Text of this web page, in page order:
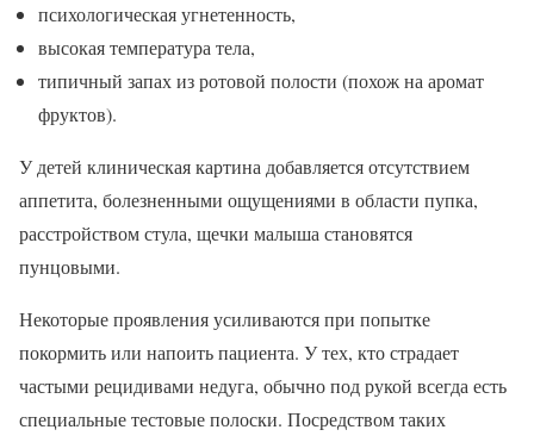
психологическая угнетенность,
высокая температура тела,
типичный запах из ротовой полости (похож на аромат
фруктов).
У детей клиническая картина добавляется отсутствием
аппетита, болезненными ощущениями в области пупка,
расстройством стула, щечки малыша становятся
пунцовыми.
Некоторые проявления усиливаются при попытке
покормить или напоить пациента. У тех, кто страдает
частыми рецидивами недуга, обычно под рукой всегда есть
специальные тестовые полоски. Посредством таких